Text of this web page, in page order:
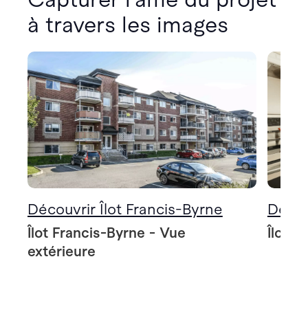
à travers les images
Découvrir Îlot Francis-Byrne
Îlot Francis-Byrne - Vue
extérieure
Îlot